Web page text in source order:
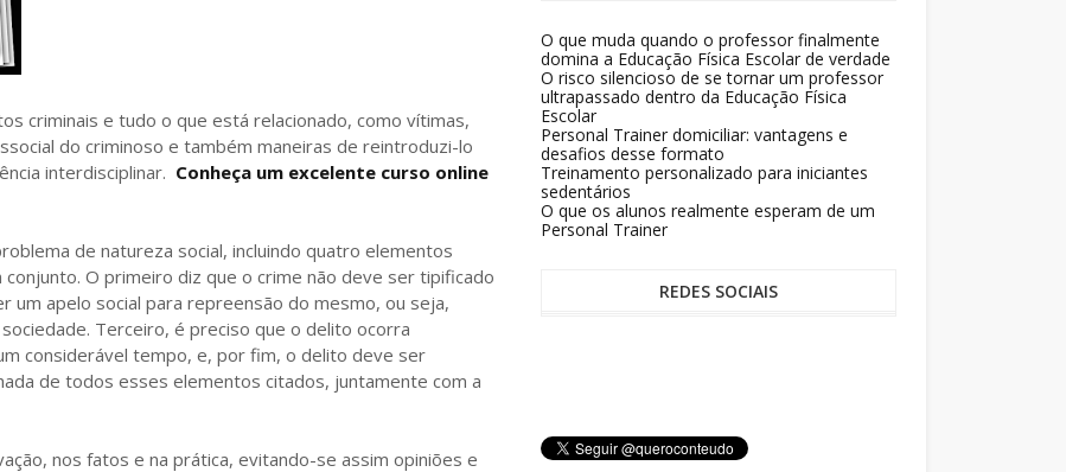
criminais e tudo o que está relacionado, como vítimas,
do criminoso e também maneiras de reintroduzi-lo
interdisciplinar. Conheça um excelente curso online
de natureza social, incluindo quatro elementos
O primeiro diz que o crime não deve ser tipificado
um apelo social para repreensão do mesmo, ou seja,
Terceiro, é preciso que o delito ocorra
considerável tempo, e, por fim, o delito deve ser
de todos esses elementos citados, juntamente com a
nos fatos e na prática, evitando-se assim opiniões e
O que muda quando o professor finalmente
domina a Educação Física Escolar de verdade
O risco silencioso de se tornar um professor
ultrapassado dentro da Educação Física
Escolar
Personal Trainer domiciliar: vantagens e
desafios desse formato
Treinamento personalizado para iniciantes
sedentários
O que os alunos realmente esperam de um
Personal Trainer
REDES SOCIAIS